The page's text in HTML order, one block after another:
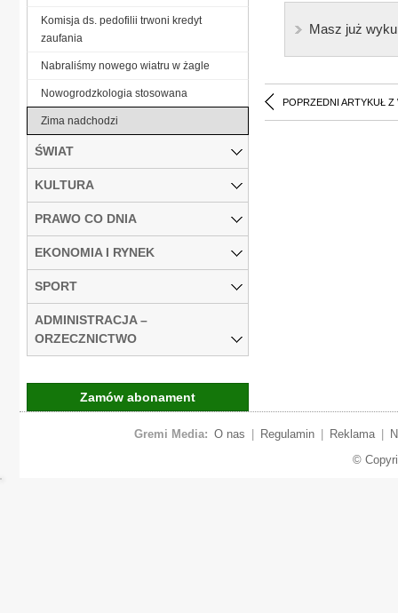
Masz już
POPRZEDNI ARTYKUŁ Z
Komisja ds. pedofilii trwoni kredyt
zaufania
Nabraliśmy nowego wiatru w żagle
Nowogrodzkologia stosowana
Zima nadchodzi
ŚWIAT
KULTURA
PRAWO CO DNIA
EKONOMIA I RYNEK
SPORT
ADMINISTRACJA –
ORZECZNICTWO
Zamów abonament
Gremi Media: O nas Regulamin Reklama
©